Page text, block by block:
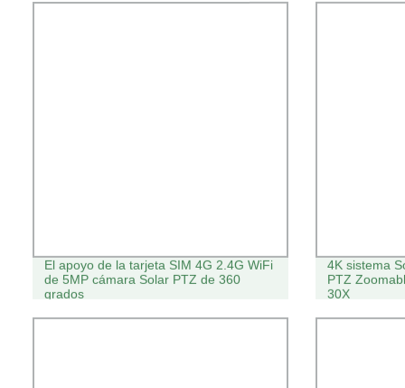
El apoyo de la tarjeta SIM 4G 2.4G WiFi
de 5MP cámara Solar PTZ de 360
grados
4K sistema
PTZ
30X